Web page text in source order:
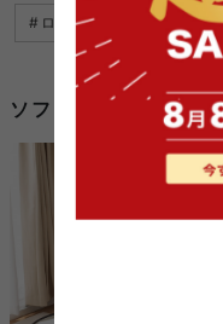
ロフトベッド おしゃれ
ソファ ベッド 軽量を